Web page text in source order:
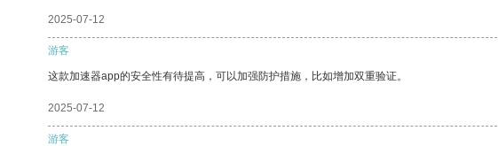
2025-07-12
游客
这款加速器app的安全性有待提高，可以加强防护措施，比如增加双重验证。
2025-07-12
游客